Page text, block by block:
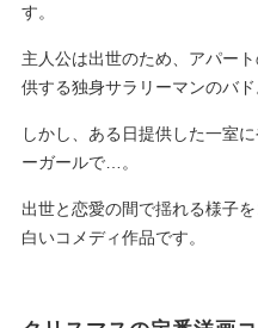
す。
主人公は出世のため、アパー
供する独身サラリーマンのバド
しかし、ある日提供した一室
ーガールで…。
出世と恋愛の間で揺れる様子
白いコメディ作品です。